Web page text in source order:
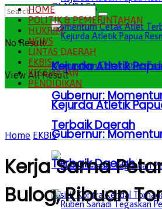
Kejurda Atletik
Gubernur:
Terbaik Daerah
OLAHRAGA
Kejurda Atletik
Gubernur:
Terbaik Daerah
No Result
View All Result
HOME
POLITIK & PEMERINTAHAN
HUKRIM
NEWS
LINTAS DAERAH
EKBIS
KESEHATAN
PENDIDIKAN
Home EKBIS
Kerja Sama
Bulog, Ribuan